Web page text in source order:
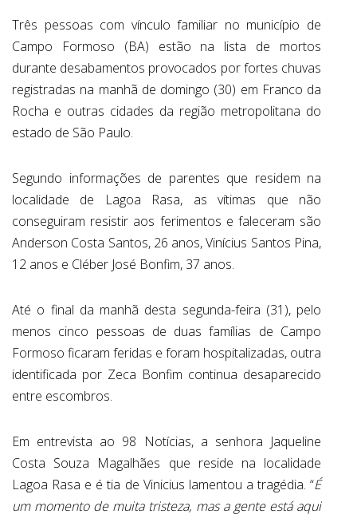
Três pessoas com vínculo familiar no município de
Campo Formoso (BA) estão na lista de mortos
durante desabamentos provocados por fortes chuvas
registradas na manhã de domingo (30) em Franco da
Rocha e outras cidades da região metropolitana do
estado de São Paulo.
Segundo informações de parentes que residem na
localidade de Lagoa Rasa, as vítimas que não
conseguiram resistir aos ferimentos e faleceram são
Anderson Costa Santos, 26 anos, Vinícius Santos Pina,
12 anos e Cléber José Bonfim, 37 anos.
Até o final da manhã desta segunda-feira (31), pelo
menos cinco pessoas de duas famílias de Campo
Formoso ficaram feridas e foram hospitalizadas, outra
identificada por Zeca Bonfim continua desaparecido
entre escombros.
Em entrevista ao 98 Notícias, a senhora Jaqueline
Costa Souza Magalhães que reside na localidade
Lagoa Rasa e é tia de Vinicius lamentou a tragédia. “É
um momento de muita tristeza, mas a gente está aqui